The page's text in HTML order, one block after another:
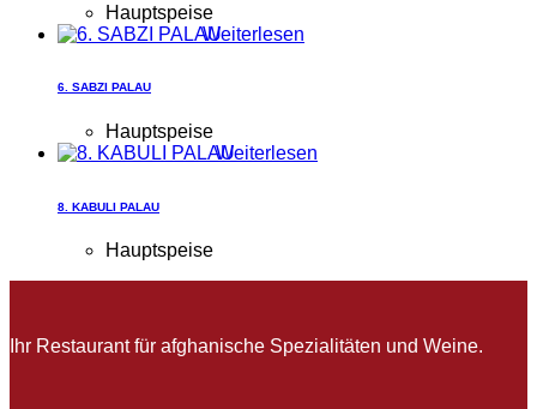
Hauptspeise
Weiterlesen
6. SABZI PALAU
Hauptspeise
Weiterlesen
8. KABULI PALAU
Hauptspeise
Ihr Restaurant für afghanische Spezialitäten und Weine.